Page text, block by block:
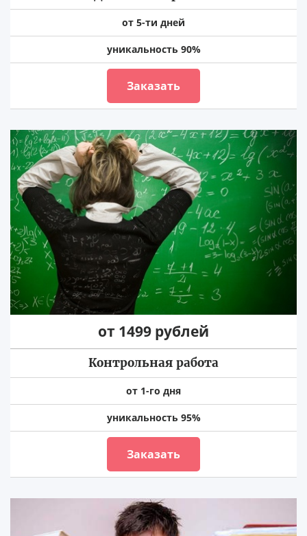
от 5-ти дней
уникальность 90%
Заказать
от 1499 рублей
Контрольная работа
от 1-го дня
уникальность 95%
Заказать